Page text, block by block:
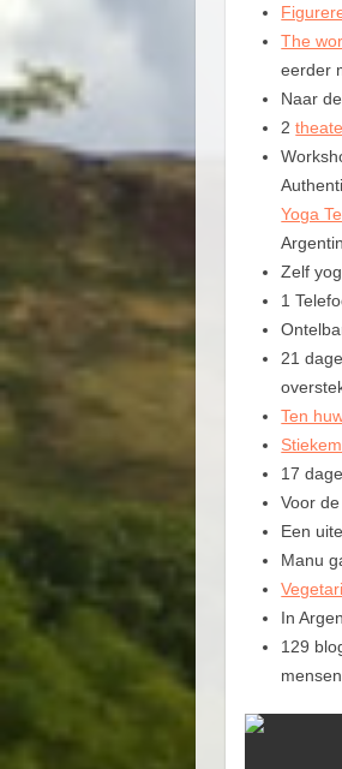
The
eerder
Naar
2
Yoga
Zelf
1
21
Ten
17
Voor
Een
Manu
In
129